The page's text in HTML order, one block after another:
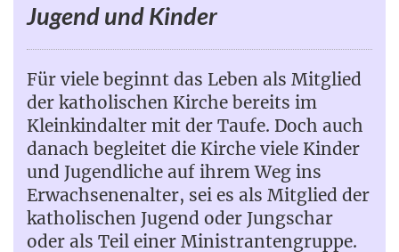
Jugend und Kinder
Für viele beginnt das Leben als Mitglied
der katholischen Kirche bereits im
Kleinkindalter mit der Taufe. Doch auch
danach begleitet die Kirche viele Kinder
und Jugendliche auf ihrem Weg ins
Erwachsenenalter, sei es als Mitglied der
katholischen Jugend oder Jungschar
oder als Teil einer Ministrantengruppe.